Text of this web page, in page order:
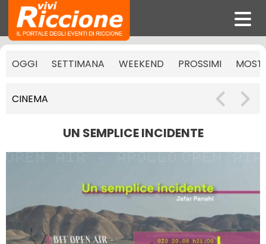
OGGI SETTIMANA WEEKEND PROSSIMI
CINEMA
UN SEMPLICE INCIDENTE